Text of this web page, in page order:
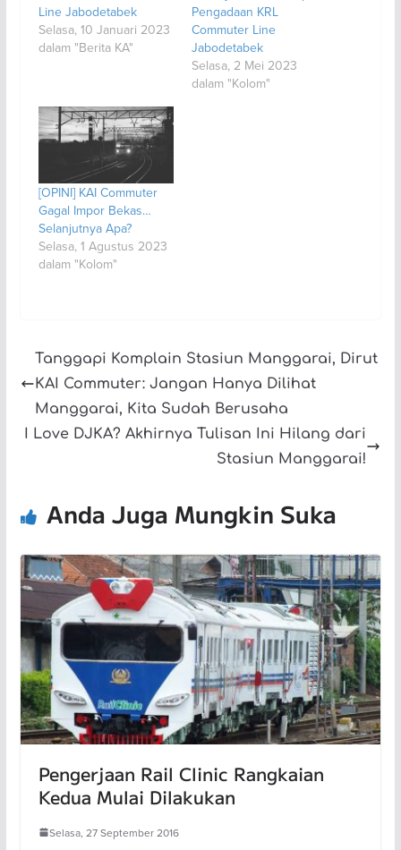
Line Jabodetabek
Selasa, 10 Januari 2023
dalam "Berita KA"
Pengadaan KRL
Commuter Line
Jabodetabek
Selasa, 2 Mei 2023
dalam "Kolom"
[OPINI] KAI Commuter
Gagal Impor Bekas…
Selanjutnya Apa?
Selasa, 1 Agustus 2023
dalam "Kolom"
Tanggapi Komplain Stasiun Manggarai, Dirut
KAI Commuter: Jangan Hanya Dilihat
Manggarai, Kita Sudah Berusaha
I Love DJKA? Akhirnya Tulisan Ini Hilang dari
Stasiun Manggarai!
Anda Juga Mungkin Suka
Pengerjaan Rail Clinic Rangkaian
Kedua Mulai Dilakukan
Selasa, 27 September 2016